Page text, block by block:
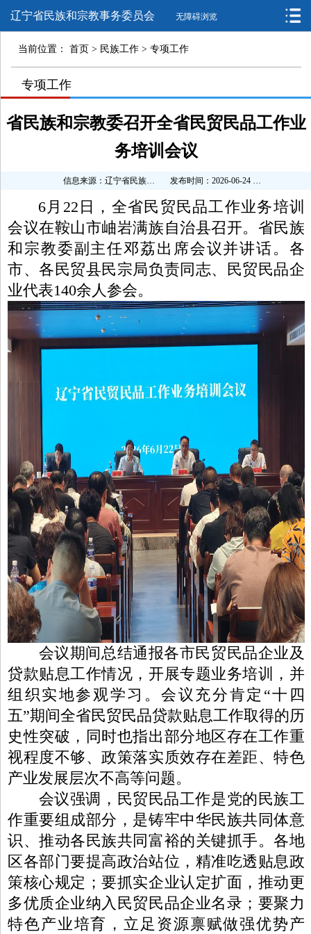
辽宁省民族和宗教事务委员会 无障碍浏览
当前位置： 首页 > 民族工作 > 专项工作
>>
专项工作
省民族和宗教委召开全省民贸民品工作业
务培训会议
信息来源：辽宁省民族和宗教事务委员会 发布时间：2026-06-24 11:19:41
6月22日，全省民贸民品工作业务培训
会议在鞍山市岫岩满族自治县召开。省民族
和宗教委副主任邓荔出席会议并讲话。各
市、各民贸县民宗局负责同志、民贸民品企
业代表140余人参会。
会议期间总结通报各市民贸民品企业及
贷款贴息工作情况，开展专题业务培训，并
组织实地参观学习。会议充分肯定“十四
五”期间全省民贸民品贷款贴息工作取得的历
史性突破，同时也指出部分地区存在工作重
视程度不够、政策落实质效存在差距、特色
产业发展层次不高等问题。
会议强调，民贸民品工作是党的民族工
作重要组成部分，是铸牢中华民族共同体意
识、推动各民族共同富裕的关键抓手。各地
区各部门要提高政治站位，精准吃透贴息政
策核心规定；要抓实企业认定扩面，推动更
多优质企业纳入民贸民品企业名录；要聚力
特色产业培育，立足资源禀赋做强优势产